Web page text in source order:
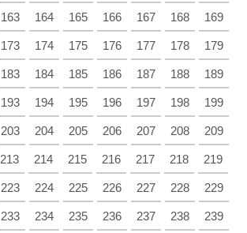
163 164 165 166 167 168 169
173 174 175 176 177 178 179
183 184 185 186 187 188 189
193 194 195 196 197 198 199
203 204 205 206 207 208 209
213 214 215 216 217 218 219
223 224 225 226 227 228 229
233 234 235 236 237 238 239